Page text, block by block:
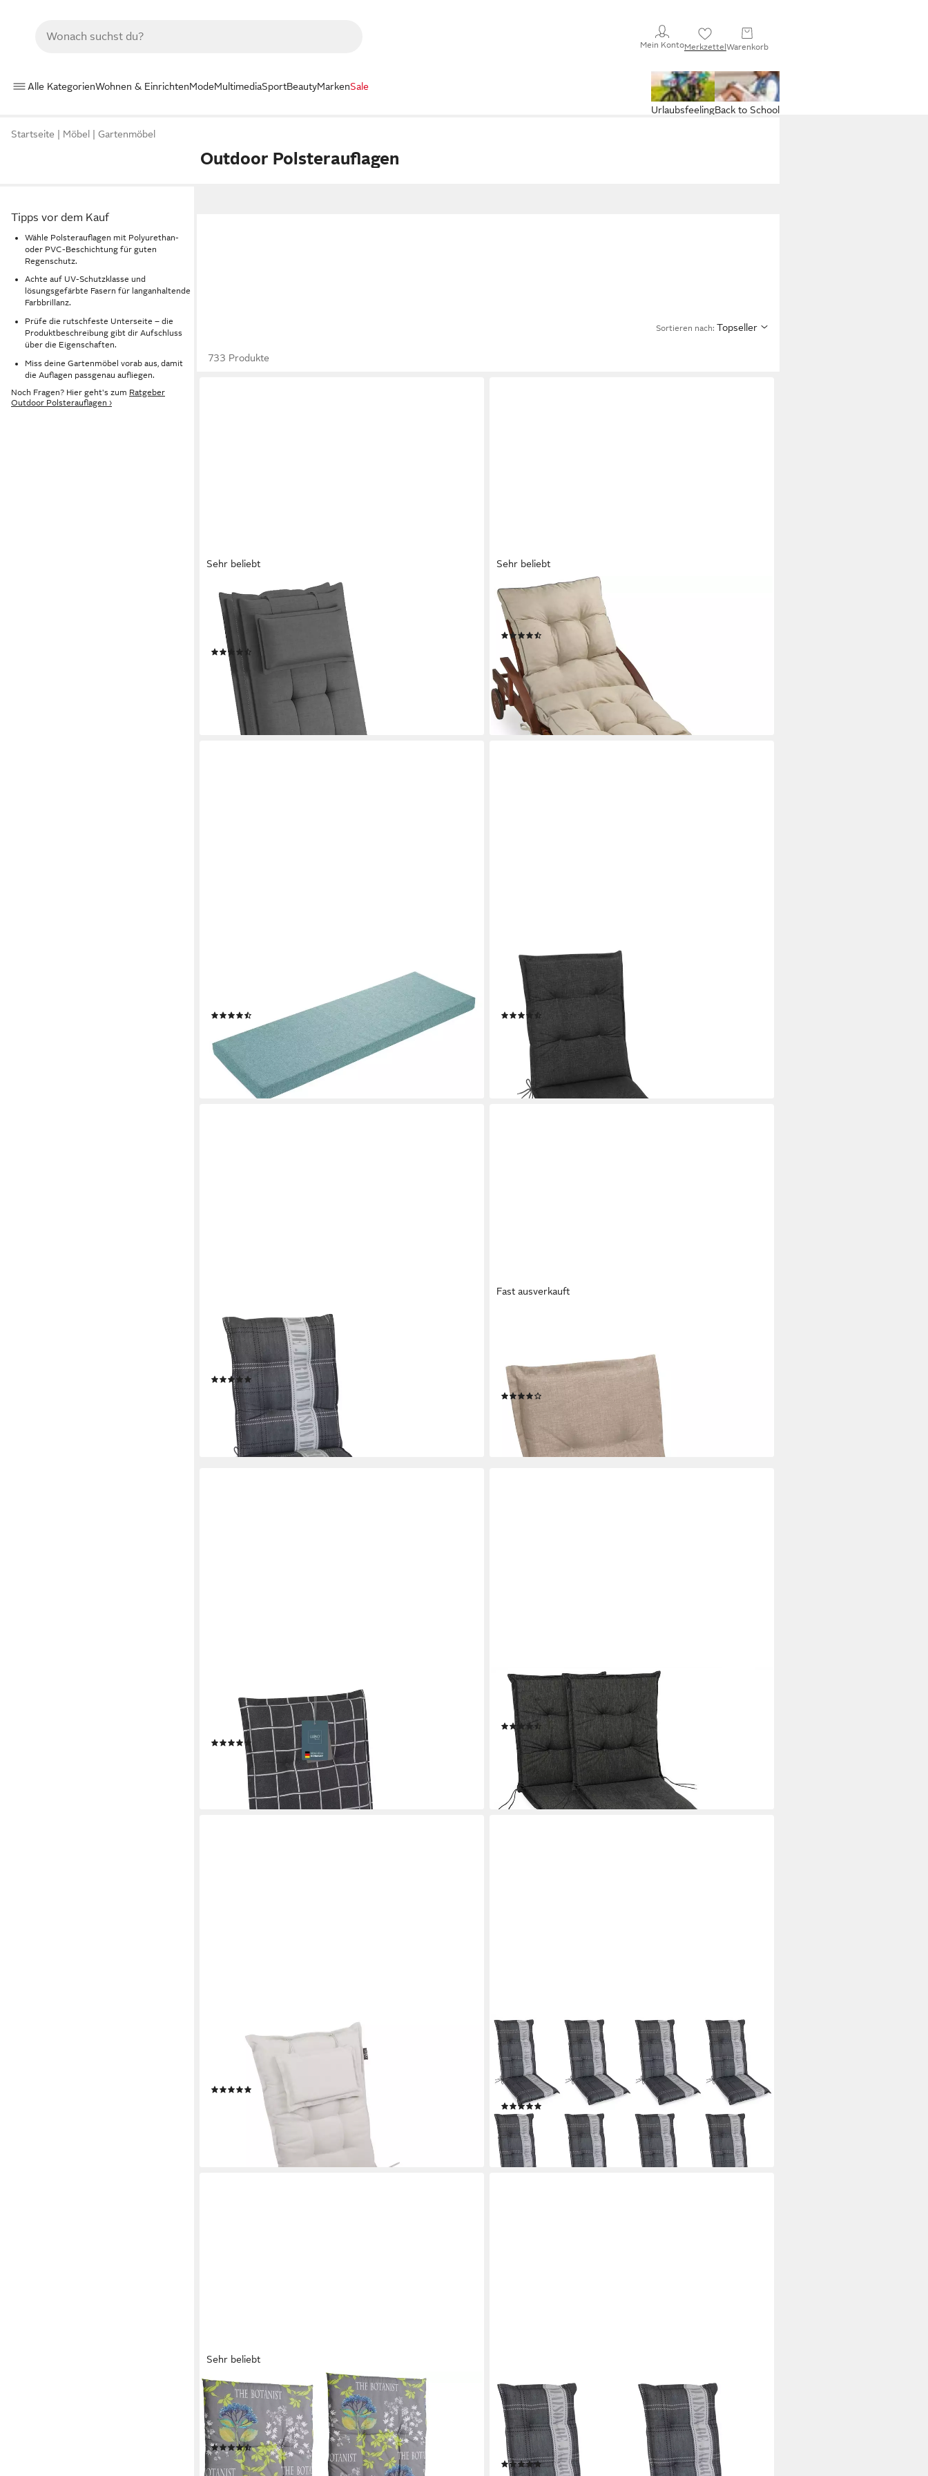
Mein KontoMerkzettelWarenkorb
Alle KategorienWohnen & EinrichtenModeMultimediaSportBeautyMarkenSale
Back to School
Urlaubsfeeling
Startseite Möbel Gartenmöbel
Outdoor Polsterauflagen
Tipps vor dem Kauf
Wähle Polsterauflagen mit Polyurethan-
oder PVC-Beschichtung für guten
Regenschutz.
Achte auf UV-Schutzklasse und
lösungsgefärbte Fasern für langanhaltende
Farbbrillanz.
Prüfe die rutschfeste Unterseite – die
Produktbeschreibung gibt dir Aufschluss
über die Eigenschaften.
Miss deine Gartenmöbel vorab aus, damit
die Auflagen passgenau aufliegen.
Noch Fragen? Hier geht's zum Ratgeber
Outdoor Polsterauflagen ›
Sortieren nach: Topseller
733 Produkte
Sehr beliebt
SUNNYPILLOW
Hochlehnerauflage Gartenstuhlauflagen mit abnehmbarem
Kopfpolster 120x50x9 cm, (2 St), Auflage Polsterauflagen
UV-Lichtecht
(99)
ab 67,99 € 84,96 €
-20%
lieferbar - in 5-6 Werktagen bei dir
Sehr beliebt
SUNNYPILLOW
Liegenauflage 200 x 60 - Auflage für Gartenliege extra
dick 13cm, Cremefarben
(25)
62,99 €
lieferbar - in 5-6 Werktagen bei dir
Bankauflage in 200x40 cm, 150x50 cm und vielen
weiteren Größen und Farben, mit Anti-Rutsch Unterseite,
aus widerstandsfähigem Sofastoff
ab 30,99 € UVP 49,99 €
-38%
lieferbar - in 3-4 Werktagen bei dir
GARDISSIMO
Liegenauflage Premium Auflage für Gartenliege
Polsterauflage, (1 St., 1 Auflage), UV-beständig für
Gartenliegen
(6)
39,95 €
lieferbar - in 4-5 Werktagen bei dir
GARDISSIMO
Liegenauflage Maison Auflage für Gartenliege
Polsterauflage, (1 Auflage, 1 St., 1 Auflage), UV-beständig
inkl. Bindebänder und Haltebänder für Gartenliege
(2)
39,95 € UVP69,95 €
lieferbar - in 4-5 Werktagen bei dir
Fast ausverkauft
beständig inkl. Bindebänder und Halteband für
Niedriglehner-Stühle
22,95 € UVP
-30%
lieferbar - in 4-5 Werktagen bei dir
Polsterauflage Niedriglehner, bequeme Sitzauflage für
Gartenstühle, Stuhlkissen, (1 St., 1er Set), Gartenstuhl
Auflage in Yacht-Karo Anthrazit, Sitzpolster waschbar
ab 25,49 €
lieferbar - in 3-4 Werktagen bei dir
+11
SUNNYPILLOW
Liegenauflage Polsterauflagen für Gartenliege 190 x 60 x
9cm, 2 Stück Anthrazit UV-Lichtecht
(39)
82,38 € 102,97 €
-20%
lieferbar - in 5-6 Werktagen bei dir
+1
Hochlehnerauflage Gartenstuhl Auflage, bequeme
Sitzauflage für Gartenmöbel, Stuhlkissen, (1 St., 1er Set),
Polsterauflage Natur Y, Sitzpolster für Klappstühle
(2)
lieferbar - in 3-4 Werktagen bei dir
GARDISSIMO
Hochlehnerauflage 8 er Set Maison Gartenstuhl Auflage
Polsterauflage 8 cm dick, (Spar-Set, 8 St., 8 Auflagen), UV-
beständig für Hochlehner-Stühle Rückenhaltebänder und
Bindebänder
169,95 € 319,60 €
-47%
lieferbar - in 4-5 Werktagen bei dir
Sehr beliebt
GO-DE
Hochlehnerauflage Lima, (Set, 2 St., Set mit 2
Hochlehnerauflagen, OTTOs Choice), Maße ca.: 48 cm x 5
cm x 118 cm
(105)
33,97 € UVP49,98 €
GARDISSIMO
Hochlehnerauflage 4 er Set Maison Gartenstuhl
Polsterauflage, (Spar-Set, 4 St., 4 Auflagen), UV-beständig
für Hochlehner-Stühle Rückenhaltebändern und
Bindebändern
(1)